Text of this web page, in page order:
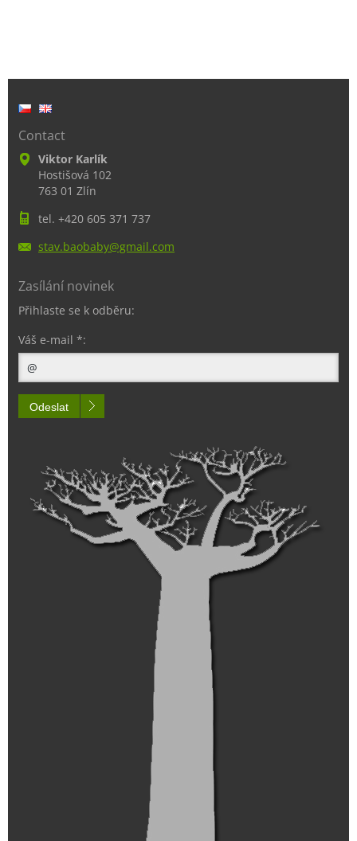
Contact
Viktor Karlík
Hostišová 102
763 01 Zlín
tel. +420 605 371 737
stav.baobaby@gmail.com
Zasílání novinek
Přihlaste se k odběru:
Váš e-mail *:
Odeslat